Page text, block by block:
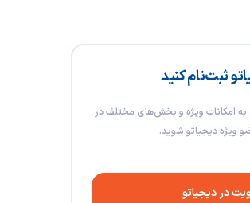
ثبت‌نام کنید
امکانات ویژه و بخش‌های مختلف در
ویژه دیجیاتو شوید.
در دیجیاتو